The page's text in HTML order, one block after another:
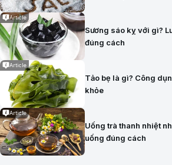
Article
Sương sáo kỵ với gì?
đúng cách
Article
Tảo bẹ là gì? Công
khỏe
Article
Uống trà thanh nhiệt
uống đúng cách